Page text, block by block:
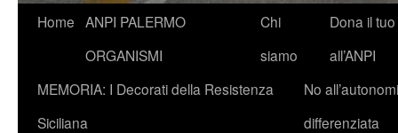
Vai
contenuto
Home ANPI PALERMO
ORGANISMI
Chi
siamo
Dona il
all’ANPI
MEMORIA: I Decorati della Resistenza
Siciliana
No
differenziata